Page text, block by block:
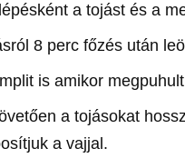
a tojást és a
8 perc főzés után
is amikor
a tojásokat
a vajjal.